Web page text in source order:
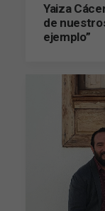
Yaiza
de
ejemplo”